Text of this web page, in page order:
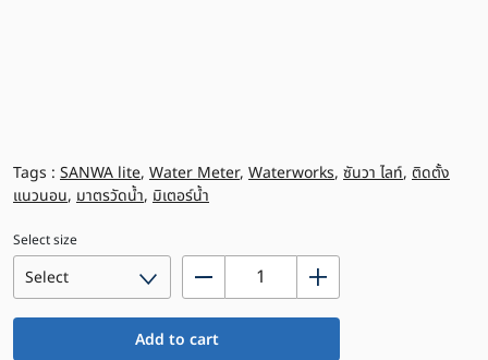
Tags : SANWA lite, Water Meter, Waterworks, ซันวา ไลท์, ติดตั้ง
แนวนอน, มาตรวัดน้ำ, มิเตอร์น้ำ
Select size
วัด
น้ำ
ซัน
Add to cart